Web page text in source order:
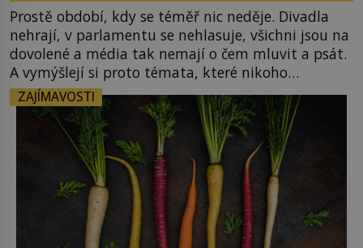
Prostě období, kdy se téměř nic neděje. Divadla
nehrají, v parlamentu se nehlasuje, všichni jsou na
dovolené a média tak nemají o čem mluvit a psát.
A vymýšlejí si proto témata, které nikoho
nezajímají. Proč je však ona letní doba spojovaná
zrovna s okurkami? Okurkovou sezónu známe už
od poloviny 19. století, ovšem jako Češi […]
ZAJÍMAVOSTI